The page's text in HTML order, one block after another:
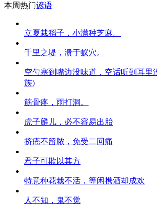
本周热门谚语
立夏栽稻子，小满种芝麻。
千里之堤，溃于蚁穴。
空勺塞到嘴边没味道，空话听到耳里
族)
筋骨疼，雨打洞。
虎子麟儿，必不容易出胎
挤疮不留脓，免受二回痛
君子可欺以其方
特意种花栽不活，等闲携酒却成欢
人不知，鬼不觉